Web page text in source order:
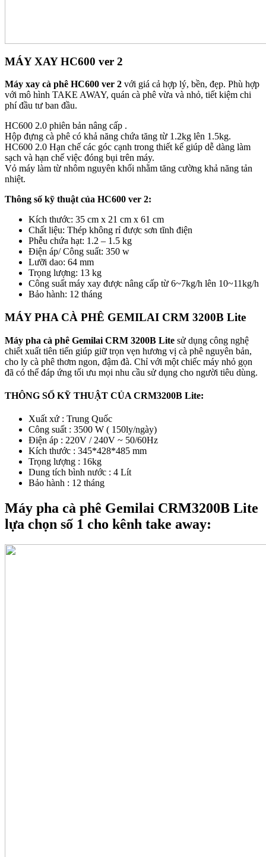
MÁY XAY HC600 ver 2
Máy xay cà phê HC600 ver 2 với giá cả hợp lý, bền, đẹp. Phù hợp
với mô hình TAKE AWAY, quán cà phê vừa và nhỏ, tiết kiệm chi
phí đầu tư ban đầu.
HC600 2.0 phiên bản nâng cấp .
Hộp đựng cà phê có khả năng chứa tăng từ 1.2kg lên 1.5kg.
HC600 2.0 Hạn chế các góc cạnh trong thiết kế giúp dễ dàng làm
sạch và hạn chế việc đóng bụi trên máy.
Vỏ máy làm từ nhôm nguyên khối nhằm tăng cường khả năng tản
nhiệt.
Thông số kỹ thuật của HC600 ver 2:
Kích thước: 35 cm x 21 cm x 61 cm
Chất liệu: Thép không rỉ được sơn tĩnh điện
Phễu chứa hạt: 1.2 – 1.5 kg
Điện áp/ Công suất: 350 w
Lưỡi dao: 64 mm
Trọng lượng: 13 kg
Công suất máy xay được nâng cấp từ 6~7kg/h lên 10~11kg/h
Bảo hành: 12 tháng
MÁY PHA CÀ PHÊ GEMILAI CRM 3200B Lite
Máy pha cà phê Gemilai CRM 3200B Lite sử dụng công nghệ
chiết xuất tiên tiến giúp giữ trọn vẹn hương vị cà phê nguyên bản,
cho ly cà phê thơm ngon, đậm đà. Chỉ với một chiếc máy nhỏ gọn
đã có thể đáp ứng tối ưu mọi nhu cầu sử dụng cho người tiêu dùng.
THÔNG SỐ KỸ THUẬT CỦA CRM3200B Lite:
Xuất xứ : Trung Quốc
Công suất : 3500 W ( 150ly/ngày)
Điện áp : 220V / 240V ~ 50/60Hz
Kích thước : 345*428*485 mm
Trọng lượng : 16kg
Dung tích bình nước : 4 Lít
Bảo hành : 12 tháng
Máy pha cà phê Gemilai CRM3200B Lite
lựa chọn số 1 cho kênh take away: